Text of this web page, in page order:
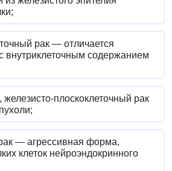
рак — отличается
внутриклеточным содержанием
железисто-плоскоклеточный рак
— агрессивная форма,
клеток нейроэндокринного